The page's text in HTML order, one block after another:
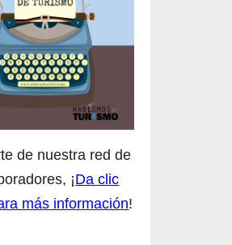
de nuestra red de
¡Da clic
más información!